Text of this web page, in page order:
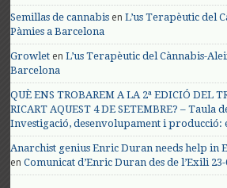
Semillas de cannabis enL’us Terapèutic del
Pàmies a Barcelona
Growlet enL’us Terapèutic del Cànnabis-
Barcelona
QUÈ ENS TROBAREM A LA 2ª EDICIÓ DEL
RICART AQUEST 4 DE SETEMBRE? – Taula
Investigació, desenvolupament i producció:
Anarchist genius Enric Duran needs help in
enComunicat d’Enric Duran des de l’Exili 23-